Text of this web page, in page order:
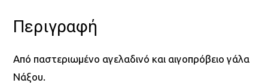
Περιγραφή
Από παστεριωμένο αγελαδινό και αιγοπρόβειο γάλα
Νάξου.